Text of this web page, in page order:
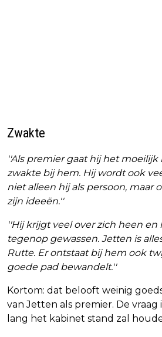
Zwakte
''Als premier gaat hij het moeilijk
zwakte bij hem. Hij wordt ook
niet alleen hij als persoon, maar
zijn ideeën.''
''Hij krijgt veel over zich heen en
tegenop gewassen. Jetten is
Rutte. Er ontstaat bij hem ook
goede pad bewandelt.''
Kortom: dat belooft weinig
van Jetten als premier. De
lang het kabinet stand zal